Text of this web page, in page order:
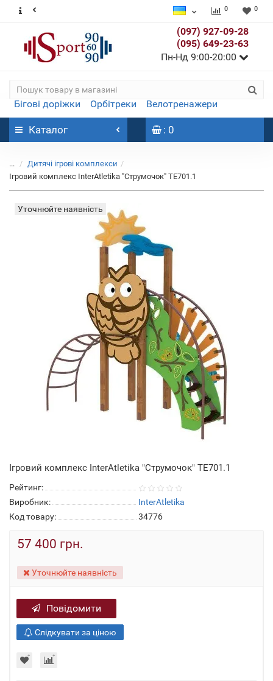
0 0
(097) 927-09-28
(095) 649-23-63
Пн-Нд 9:00-20:00
Бігові доріжки Орбітреки Велотренажери
Каталог : 0
...
Дитячі ігрові комплекси
Ігровий комплекс InterAtletika "Струмочок" TЕ701.1
Уточнюйте наявність
Ігровий комплекс InterAtletika "Струмочок" TЕ701.1
Рейтинг:
Виробник:
InterAtletika
Код товару:
34776
57 400 грн.
Уточнюйте наявність
Повідомити
Слідкувати за ціною